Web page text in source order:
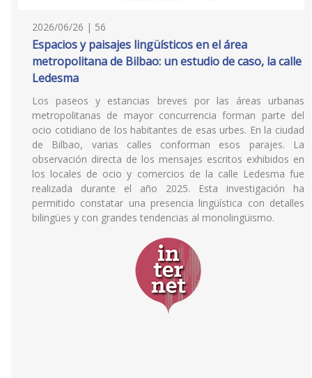
2026/06/26 | 56
Espacios y paisajes lingüísticos en el área
metropolitana de Bilbao: un estudio de caso, la calle
Ledesma
Los paseos y estancias breves por las áreas urbanas
metropolitanas de mayor concurrencia forman parte del
ocio cotidiano de los habitantes de esas urbes. En la ciudad
de Bilbao, varias calles conforman esos parajes. La
observación directa de los mensajes escritos exhibidos en
los locales de ocio y comercios de la calle Ledesma fue
realizada durante el año 2025. Esta investigación ha
permitido constatar una presencia lingüística con detalles
bilingües y con grandes tendencias al monolingüismo.